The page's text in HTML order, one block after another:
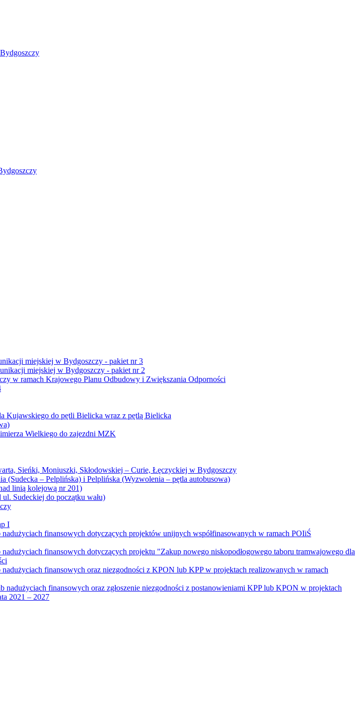
miejskiej w Bydgoszczy - pakiet nr 3
miejskiej w Bydgoszczy - pakiet nr 2
w ramach Krajowego Planu Odbudowy i Zwiększania Odporności
Kujawskiego do pętli Bielicka wraz z pętlą Bielicka
Wielkiego do zajezdni MZK
Sieńki, Moniuszki, Skłodowskiej – Curie, Łęczyckiej w Bydgoszczy
– Pelplińska) i Pelplińska (Wyzwolenia – pętla autobusowa)
linią kolejową nr 201)
Sudeckiej do początku wału)
I
finansowych dotyczących projektów unijnych współfinasowanych w ramach POIiŚ
finansowych dotyczących projektu "Zakup nowego niskopodłogowego taboru tramwajowego dla
finansowych oraz niezgodności z KPON lub KPP w projektach realizowanych w ramach
finansowych oraz zgłoszenie niezgodności z postanowieniami KPP lub KPON w projektach
2021 – 2027